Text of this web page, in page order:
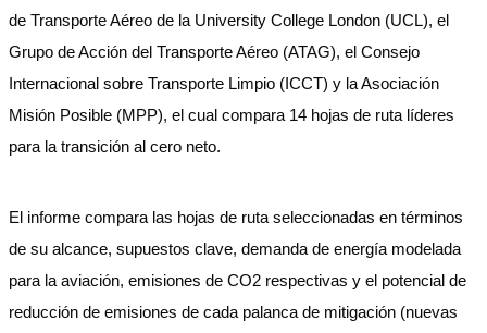
de Transporte Aéreo de la University College London (UCL), el
Grupo de Acción del Transporte Aéreo (ATAG), el Consejo
Internacional sobre Transporte Limpio (ICCT) y la Asociación
Misión Posible (MPP), el cual compara 14 hojas de ruta líderes
para la transición al cero neto.
El informe compara las hojas de ruta seleccionadas en términos
de su alcance, supuestos clave, demanda de energía modelada
para la aviación, emisiones de CO2 respectivas y el potencial de
reducción de emisiones de cada palanca de mitigación (nuevas